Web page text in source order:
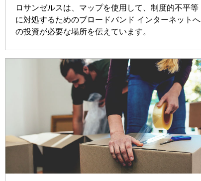
ロサンゼルスは、マップを使用して、制度的不平等
に対処するためのブロードバンド インターネットへ
の投資が必要な場所を伝えています。